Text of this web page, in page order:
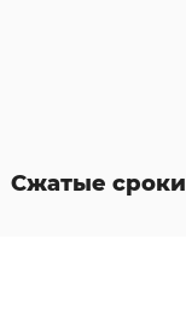
Сжатые сроки